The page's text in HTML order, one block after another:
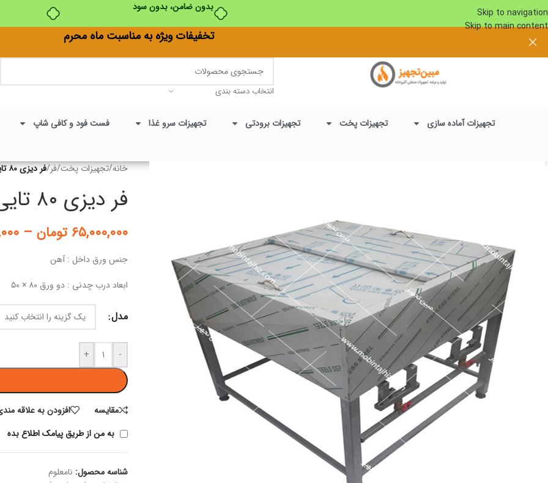
بدون ضامن، بدون سود
Skip to navigation
Skip to main content
تخفیفات ویژه به مناسبت ماه محرم
انتخاب دسته بندی
تجهیزات آماده سازی تجهیزات پخت تجهیزات برودتی تجهیزات سرو غذا فست فود و کافی شاپ
خانه/تجهیزات پخت/فر/فر دیزی ۸۰ تایی
فر دیزی ۸۰ تایی
۶۵,۰۰۰,۰۰۰ تومان –
جنس ورق داخل : آهن
ابعاد درب چدنی : دو ورق ۸۰ × ۵۰
مدل
-
+
مقايسه
افزودن به علاقه
به من از طریق پیامک اطلاع بده
شناسه محصول: نامعلوم